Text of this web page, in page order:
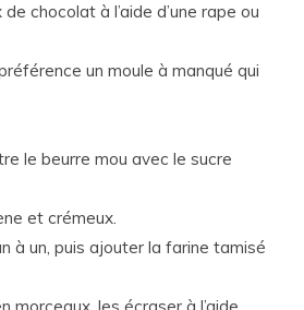
chocolat à l’aide d’une rape ou
un moule à manqué qui
le beurre mou avec le sucre
et crémeux.
à un, puis ajouter la farine tamisé